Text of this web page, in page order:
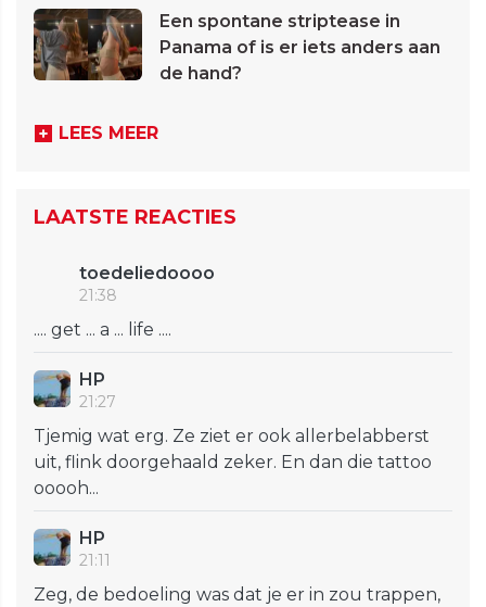
Een spontane striptease in
Panama of is er iets anders aan
de hand?
LEES MEER
LAATSTE REACTIES
toedeliedoooo
21:38
.... get ... a ... life ....
HP
21:27
Tjemig wat erg. Ze ziet er ook allerbelabberst
uit, flink doorgehaald zeker. En dan die tattoo
ooooh...
HP
21:11
Zeg, de bedoeling was dat je er in zou trappen,